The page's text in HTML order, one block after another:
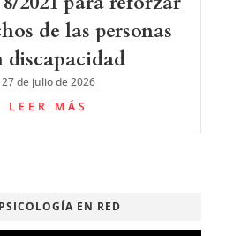
de las personas
discapacidad
27 de julio de 2026
LEER MÁS
PSICOLOGÍA EN RED